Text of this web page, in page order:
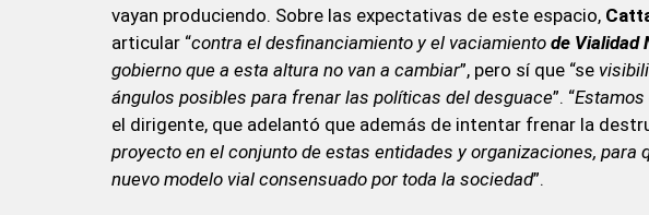
vayan produciendo. Sobre las expectativas de este espacio,
articular “contra el desfinanciamiento y el vaciamiento de Vialidad
gobierno que a esta altura no van a cambiar”, pero sí que “se
ángulos posibles para frenar las políticas del desguace”. “
el dirigente, que adelantó que además de intentar frenar la
proyecto en el conjunto de estas entidades y organizaciones, para
nuevo modelo vial consensuado por toda la sociedad”.